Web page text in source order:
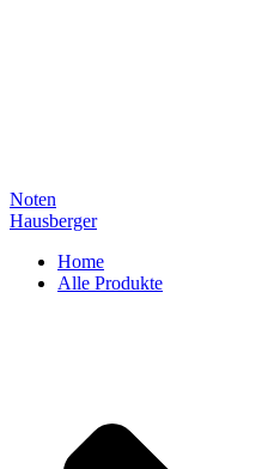
Noten
Hausberger
Home
Alle Produkte